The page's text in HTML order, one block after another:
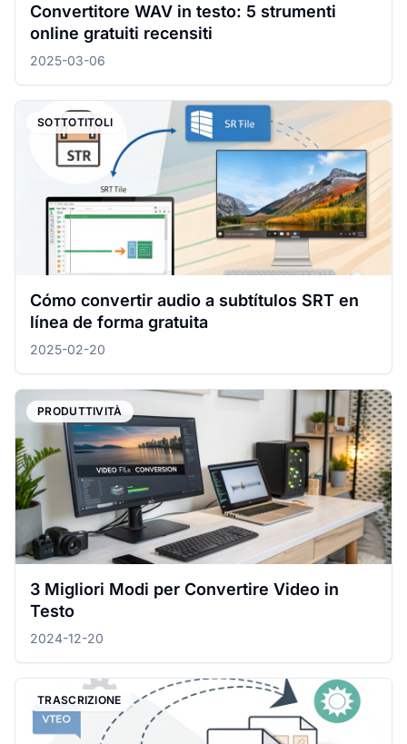
Convertitore WAV in testo: 5 strumenti
online gratuiti recensiti
2025-03-06
SOTTOTITOLI
Cómo convertir audio a subtítulos SRT en
línea de forma gratuita
2025-02-20
PRODUTTIVITÀ
3 Migliori Modi per Convertire Video in
Testo
2024-12-20
TRASCRIZIONE